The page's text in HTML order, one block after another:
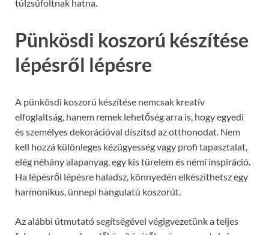
túlzsúfoltnak hatna.
Pünkösdi koszorú készítése
lépésről lépésre
A pünkösdi koszorú készítése nemcsak kreatív
elfoglaltság, hanem remek lehetőség arra is, hogy egyedi
és személyes dekorációval díszítsd az otthonodat. Nem
kell hozzá különleges kézügyesség vagy profi tapasztalat,
elég néhány alapanyag, egy kis türelem és némi inspiráció.
Ha lépésről lépésre haladsz, könnyedén elkészíthetsz egy
harmonikus, ünnepi hangulatú koszorút.
Az alábbi útmutató segítségével végigvezetünk a teljes